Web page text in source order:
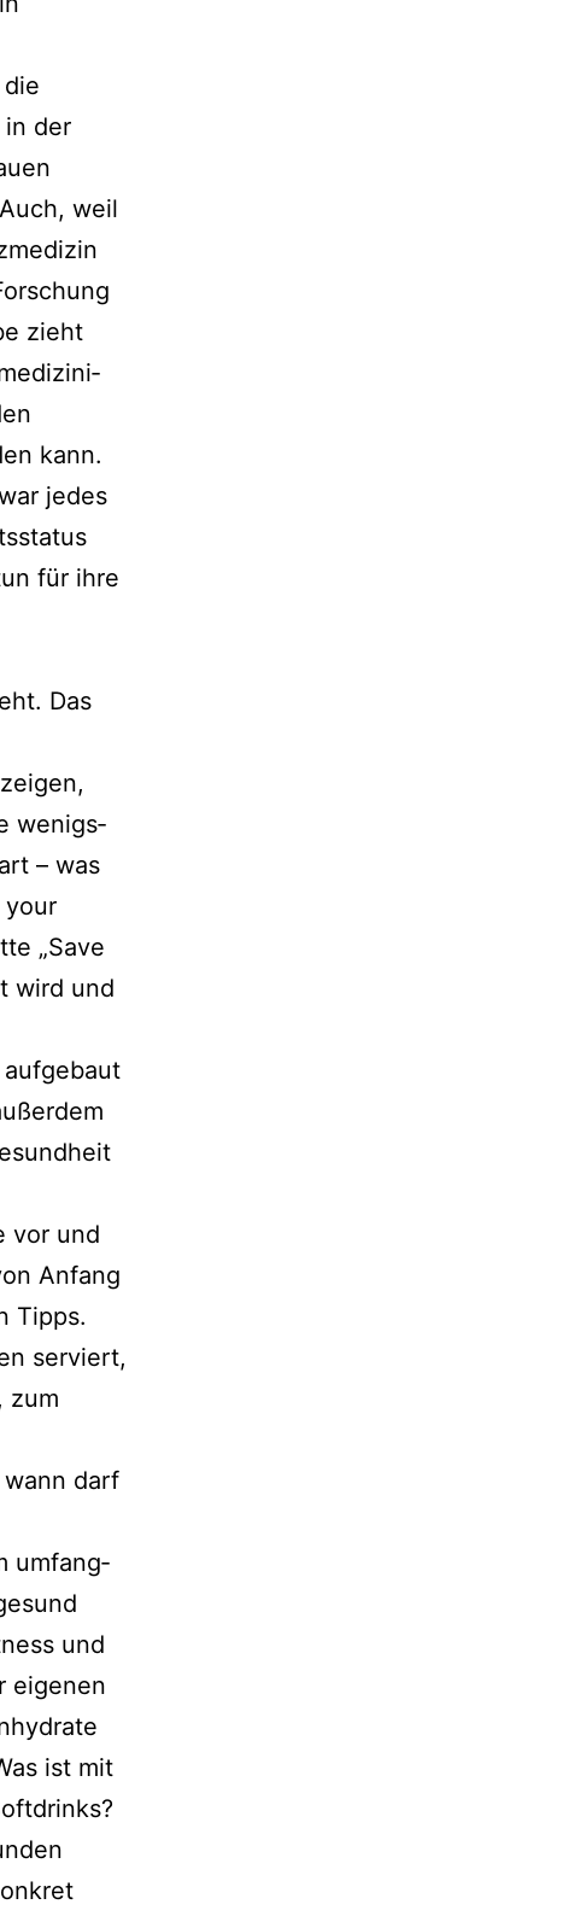
in der
weil
zieht
kann.
jedes
für ihre
Das
wenigs­
– was
your
„Save
wird und
vor und
Anfang
Tipps.
ser­viert,
zum
wann darf
umfang­
und
eige­nen
ist mit